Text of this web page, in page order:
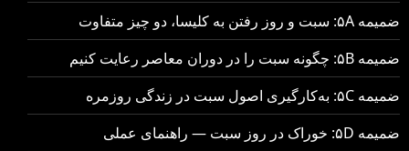
ضمیمه ۵A: سبت و روز رفتن به کلیسا، دو چیز متفاوت
ضمیمه ۵B: چگونه سبت را در دوران معاصر رعایت کنیم
ضمیمه ۵C: به‌کارگیری اصول سبت در زندگی روزمره
ضمیمه ۵D: خوراک در روز سبت — راهنمای عملی